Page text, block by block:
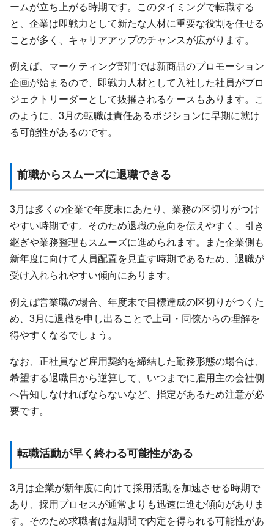
ームが立ち上がる時期です。このタイミングで転職する
と、企業は即戦力として新たな人材に重要な役割を任せる
ことが多く、キャリアアップのチャンスが広がります。
例えば、マーケティング部門では新商品のプロモーション
企画が始まるので、即戦力人材として入社した社員がプロ
ジェクトリーダーとして抜擢されるケースもあります。こ
のように、3月の転職は責任あるポジションに早期に就け
る可能性があるのです。
前職からスムーズに退職できる
3月は多くの企業で年度末にあたり、業務の区切りがつけ
やすい時期です。そのため退職の意向を伝えやすく、引き
継ぎや業務整理もスムーズに進められます。また企業側も
新年度に向けて人員配置を見直す時期であるため、退職が
受け入れられやすい傾向にあります。
例えば営業職の場合、年度末で目標達成の区切りがつくた
め、3月に退職を申し出ることで上司・同僚からの理解を
得やすくなるでしょう。
なお、正社員など雇用契約を締結した勤務形態の場合は、
希望する退職日から逆算して、いつまでに雇用主の会社側
へ告知しなければならないなど、指定があるため注意が必
要です。
転職活動が早く終わる可能性がある
3月は企業が新年度に向けて採用活動を加速させる時期で
あり、採用プロセスが通常よりも迅速に進む傾向がありま
す。そのため求職者は短期間で内定を得られる可能性があ